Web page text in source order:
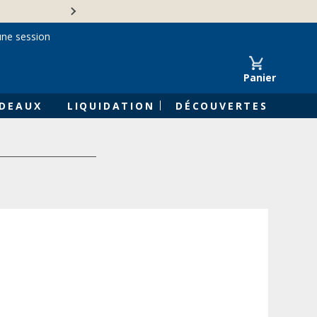
Panier
LIQUIDATION DÉCOUVERTES
session